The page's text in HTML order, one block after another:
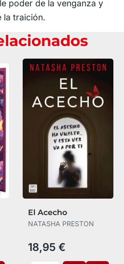
poder de la venganza y
la traición.
El Acecho
NATASHA PRESTON
18,95 €